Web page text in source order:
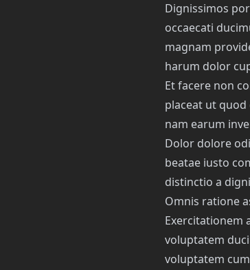
Dignissimos
occaecati
magnam
harum dolor
Et facere non
placeat ut
nam earum
Dolor dolore
beatae iusto
distinctio a
Omnis ratione
Exercitationem
voluptatem
voluptatem